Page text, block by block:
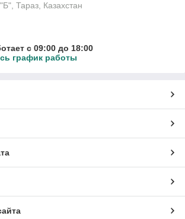
Тараз, Казахстан
с 09:00 до 18:00
график работы